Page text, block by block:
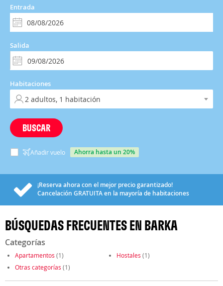
Entrada
Salida
Habitaciones
BUSCAR
Añadir vuelo ahorra hasta un 20%
¡Reserva ahora con el mejor precio garantizado!
Cancelación GRATUITAen la mayoría de habitaciones
BÚSQUEDAS FRECUENTES EN BARKA
Categorías
Apartamentos (1) Hostales (1)
Otras categorías (1)